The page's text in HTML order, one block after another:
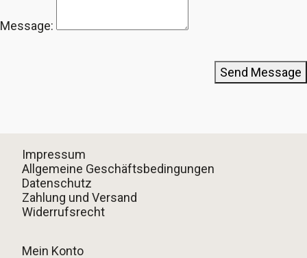
Message:
Send Message
Impressum
Allgemeine Geschäftsbedingungen
Datenschutz
Zahlung und Versand
Widerrufsrecht
Mein Konto